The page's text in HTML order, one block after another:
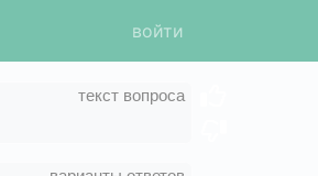
войти